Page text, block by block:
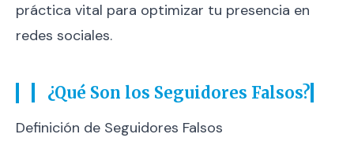
práctica vital para optimizar tu presencia en
redes sociales.
¿Qué Son los Seguidores Falsos?
Definición de Seguidores Falsos